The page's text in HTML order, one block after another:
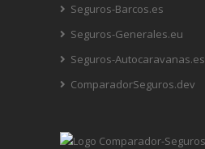
Seguros-Barcos.es
Seguros-Generales.eu
Seguros-Autocaravanas.es
ComparadorSeguros.dev